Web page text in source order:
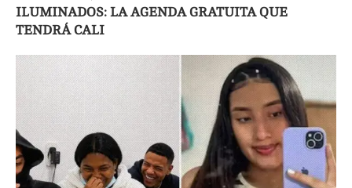
ILUMINADOS: LA AGENDA GRATUITA QUE
TENDRÁ CALI